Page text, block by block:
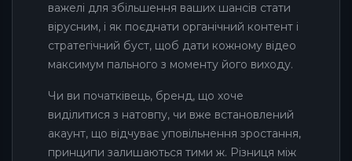
важелі для збільшення ваших шансів стати
вірусним, і як поєднати органічний контент і
стратегічний буст, щоб дати кожному відео
максимум пального з моменту його виходу.
Чи ви початківець, бренд, що хоче
виділитися з натовпу, чи вже встановлений
акаунт, що відчуває уповільнення зростання,
принципи залишаються тими ж. Різниця між